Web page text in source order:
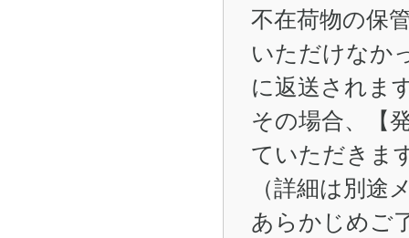
不在荷物の保
いただけなか
に返送されま
その場合、【
ていただきま
（詳細は別
あらかじめご